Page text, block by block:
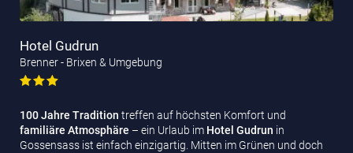
Hotel Gudrun
Brenner - Brixen & Umgebung
100 Jahre Tradition treffen auf höchsten Komfort und
familiäre Atmosphäre – ein Urlaub im Hotel Gudrun in
Gossensass ist einfach einzigartig. Mitten im Grünen und doch